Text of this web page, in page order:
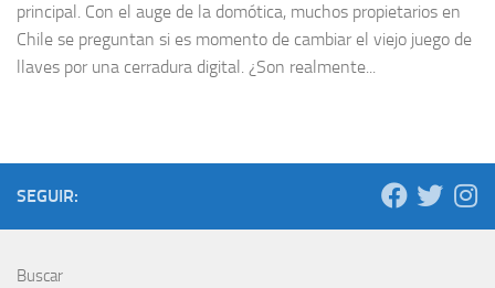
principal. Con el auge de la domótica, muchos propietarios en
Chile se preguntan si es momento de cambiar el viejo juego de
llaves por una cerradura digital. ¿Son realmente...
SEGUIR:
Buscar